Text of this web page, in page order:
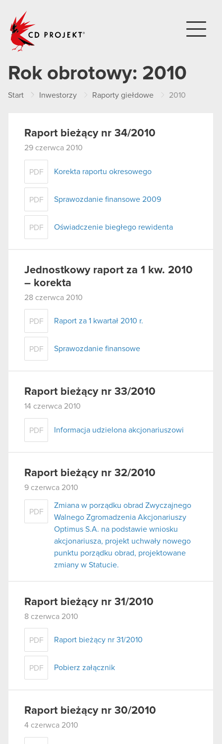
Rok obrotowy: 2010
Start Inwestorzy Raporty giełdowe 2010
Raport bieżący nr 34/2010
29 czerwca 2010
PDF Korekta raportu okresowego
PDF Sprawozdanie finansowe 2009
PDF Oświadczenie biegłego rewidenta
Jednostkowy raport za 1 kw. 2010
– korekta
28 czerwca 2010
PDF Raport za 1 kwartał 2010 r.
PDF Sprawozdanie finansowe
Raport bieżący nr 33/2010
14 czerwca 2010
PDF Informacja udzielona akcjonariuszowi
Raport bieżący nr 32/2010
9 czerwca 2010
PDF
Zmiana w porządku obrad Zwyczajnego
Walnego Zgromadzenia Akcjonariuszy
Optimus S.A. na podstawie wniosku
akcjonariusza, projekt uchwały nowego
punktu porządku obrad, projektowane
zmiany w Statucie.
Raport bieżący nr 31/2010
8 czerwca 2010
PDF Raport bieżący nr 31/2010
PDF Pobierz załącznik
Raport bieżący nr 30/2010
4 czerwca 2010